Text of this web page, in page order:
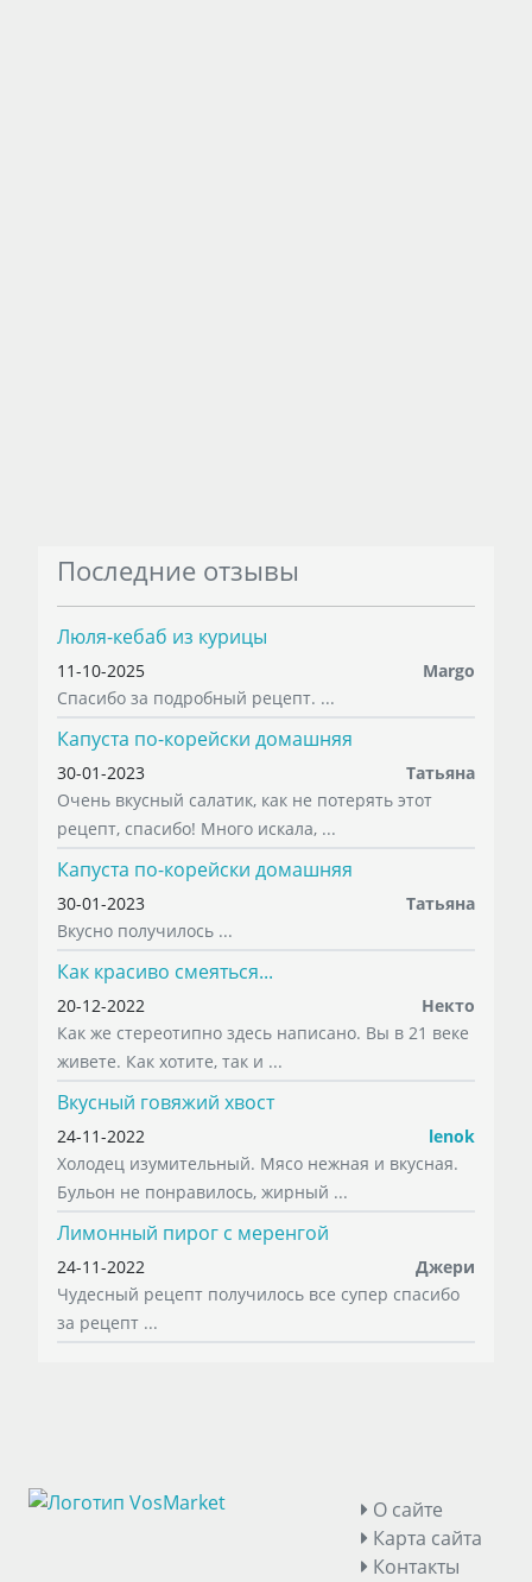
Последние отзывы
Люля-кебаб из курицы
11-10-2025
Margo
Спасибо за подробный рецепт. ...
Капуста по-корейски домашняя
30-01-2023
Татьяна
Очень вкусный салатик, как не потерять этот
рецепт, спасибо! Много искала, ...
Капуста по-корейски домашняя
30-01-2023
Татьяна
Вкусно получилось ...
Как красиво смеяться...
20-12-2022
Некто
Как же стереотипно здесь написано. Вы в 21 веке
живете. Как хотите, так и ...
Вкусный говяжий хвост
24-11-2022
lenok
Холодец изумительный. Мясо нежная и вкусная.
Бульон не понравилось, жирный ...
Лимонный пирог с меренгой
24-11-2022
Джери
Чудесный рецепт получилось все супер спасибо
за рецепт ...
О сайте
Карта сайта
Контакты